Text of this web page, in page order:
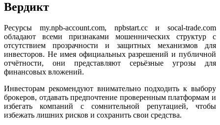
Вердикт
Ресурсы my.npb-account.com, npbstart.cc и socal-trade.com
обладают всеми признаками мошеннических структур с
отсутствием прозрачности и защитных механизмов для
инвесторов. Не имея официальных разрешений и публичной
отчётности, они представляют серьёзные угрозы для
финансовых вложений.
Инвесторам рекомендуют внимательно подходить к выбору
брокеров, отдавать предпочтение проверенным платформам и
избегать компаний с сомнительной репутацией, чтобы
избежать лишних рисков и сохранить свои средства.